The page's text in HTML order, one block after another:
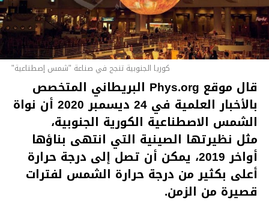
كوريا الجنوبية تنجح في صناعة "شمس إصطناعية"
قال موقع Phys.org البريطاني المتخصص
بالأخبار العلمية في 24 ديسمبر 2020 أن نواة
الشمس الاصطناعية الكورية الجنوبية،
مثل نظيرتها الصينية التي انتهى بناؤها
أواخر 2019، يمكن أن تصل إلى درجة حرارة
أعلى بكثير من درجة حرارة الشمس لفترات
قصيرة من الزمن.